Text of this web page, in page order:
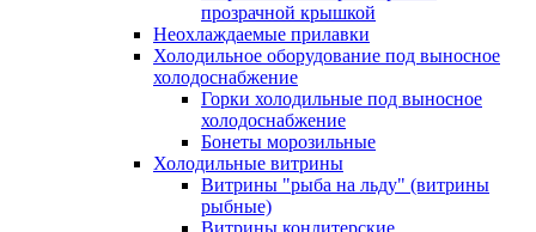
прозрачной крышкой
Неохлаждаемые прилавки
Холодильное оборудование под выносное
холодоснабжение
Горки холодильные под выносное
холодоснабжение
Бонеты морозильные
Холодильные витрины
Витрины "рыба на льду" (витрины
рыбные)
Витрины кондитерские